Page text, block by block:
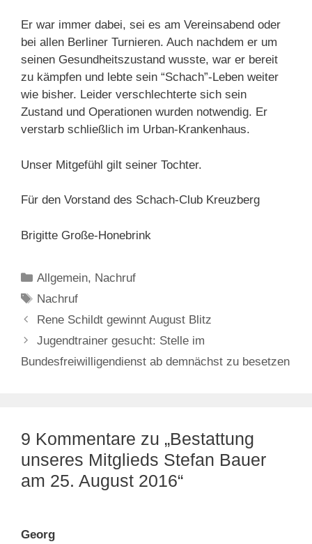
Er war immer dabei, sei es am Vereinsabend oder
bei allen Berliner Turnieren. Auch nachdem er um
seinen Gesundheitszustand wusste, war er bereit
zu kämpfen und lebte sein “Schach”-Leben weiter
wie bisher. Leider verschlechterte sich sein
Zustand und Operationen wurden notwendig. Er
verstarb schließlich im Urban-Krankenhaus.
Unser Mitgefühl gilt seiner Tochter.
Für den Vorstand des Schach-Club Kreuzberg
Brigitte Große-Honebrink
Kategorien
Allgemein, Nachruf
Schlagwörter
Nachruf
Rene Schildt gewinnt August Blitz
Jugendtrainer gesucht: Stelle im
Bundesfreiwilligendienst ab demnächst zu besetzen
9 Kommentare zu „Bestattung
unseres Mitglieds Stefan Bauer
am 25. August 2016“
Georg